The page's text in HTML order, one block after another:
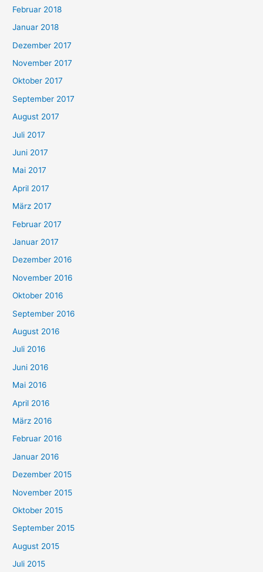
Februar 2018
Januar 2018
Dezember 2017
November 2017
Oktober 2017
September 2017
August 2017
Juli 2017
Juni 2017
Mai 2017
April 2017
März 2017
Februar 2017
Januar 2017
Dezember 2016
November 2016
Oktober 2016
September 2016
August 2016
Juli 2016
Juni 2016
Mai 2016
April 2016
März 2016
Februar 2016
Januar 2016
Dezember 2015
November 2015
Oktober 2015
September 2015
August 2015
Juli 2015